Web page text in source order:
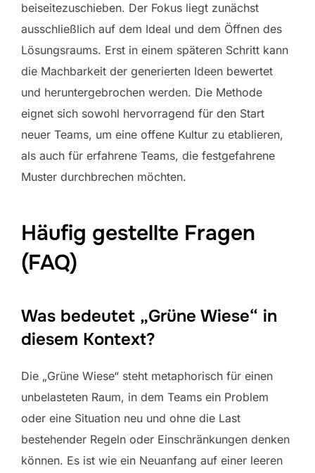
beiseitezuschieben. Der Fokus liegt zunächst
ausschließlich auf dem Ideal und dem Öffnen des
Lösungsraums. Erst in einem späteren Schritt kann
die Machbarkeit der generierten Ideen bewertet
und heruntergebrochen werden. Die Methode
eignet sich sowohl hervorragend für den Start
neuer Teams, um eine offene Kultur zu etablieren,
als auch für erfahrene Teams, die festgefahrene
Muster durchbrechen möchten.
Häufig gestellte Fragen
(FAQ)
Was bedeutet „Grüne Wiese“ in
diesem Kontext?
Die „Grüne Wiese“ steht metaphorisch für einen
unbelasteten Raum, in dem Teams ein Problem
oder eine Situation neu und ohne die Last
bestehender Regeln oder Einschränkungen denken
können. Es ist wie ein Neuanfang auf einer leeren